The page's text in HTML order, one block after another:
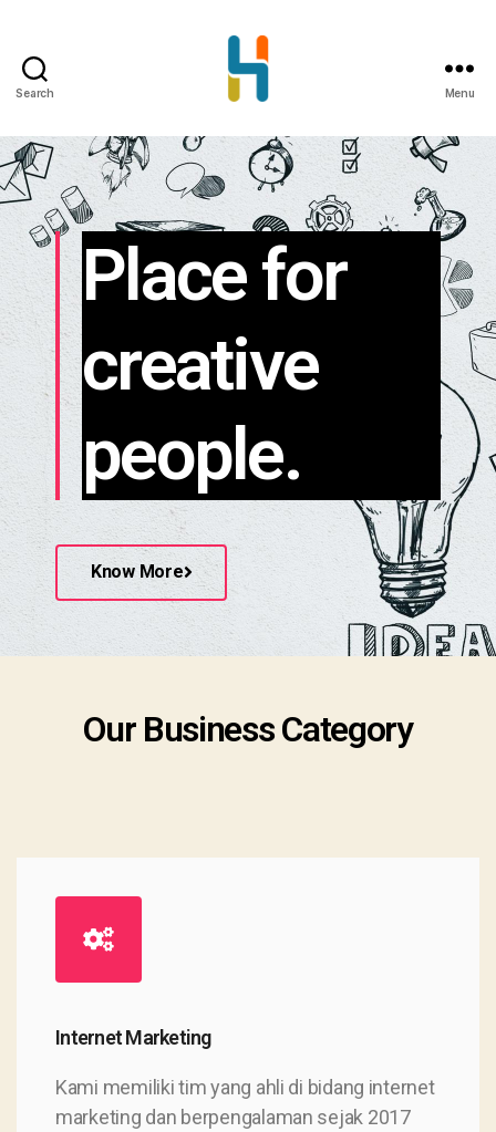
Search Menu
Place for
creative
people.
Know More
Our Business Category
Internet Marketing
Kami memiliki tim yang ahli di bidang internet
marketing dan berpengalaman sejak 2017